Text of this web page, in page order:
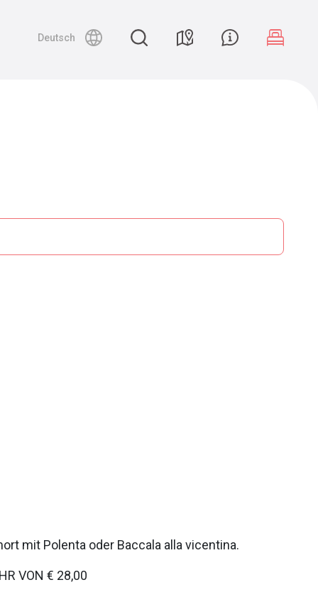
Deutsch
mit Polenta oder Baccala alla vicentina.
VON € 28,00